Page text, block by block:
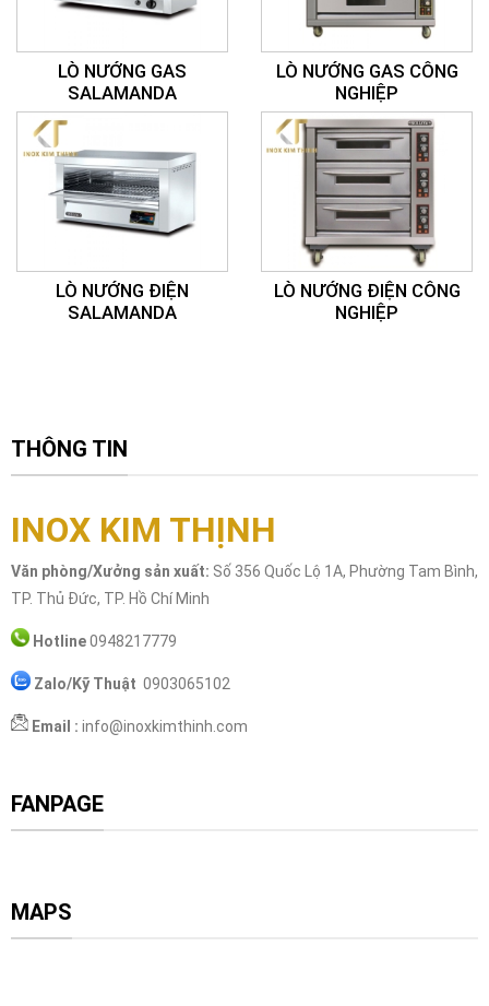
LÒ NƯỚNG GAS
SALAMANDA
LÒ NƯỚNG GAS CÔNG
NGHIỆP
LÒ NƯỚNG ĐIỆN
SALAMANDA
LÒ NƯỚNG ĐIỆN CÔNG
NGHIỆP
THÔNG TIN
INOX KIM THỊNH
Văn phòng/Xưởng sản xuất: Số 356 Quốc Lộ 1A, Phường Tam Bình,
TP. Thủ Đức, TP. Hồ Chí Minh
Hotline0948217779
Zalo/Kỹ Thuật 0903065102
Email : info@inoxkimthinh.com
FANPAGE
MAPS